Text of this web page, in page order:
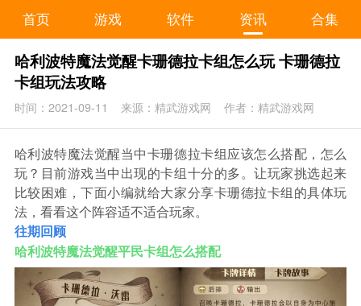
首页 游戏 软件 资讯 合集
哈利波特魔法觉醒卡珊德拉卡组怎么玩 卡珊德拉
卡组玩法攻略
时间：2021-09-11 来源：精武游戏网 作者：精武游戏网
哈利波特魔法觉醒当中卡珊德拉卡组应该怎么搭配，怎么
玩？目前游戏当中出现的卡组十分的多。让玩家挑选起来
比较困难，下面小编就给大家分享卡珊德拉卡组的具体玩
法，看看这个阵容适不适合玩家。
往期回顾
哈利波特魔法觉醒平民卡组怎么搭配